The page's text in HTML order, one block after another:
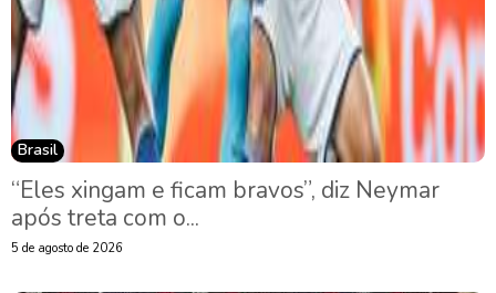
Brasil
“Eles xingam e ficam bravos”, diz Neymar
após treta com o...
5 de agosto de 2026